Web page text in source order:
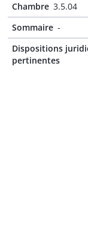
Chambre 3.5.04
Sommaire -
Dispositions
pertinentes